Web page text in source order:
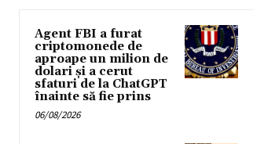
Agent FBI a furat
criptomonede de
aproape un milion de
dolari și a cerut
sfaturi de la ChatGPT
înainte să fie prins
06/08/2026